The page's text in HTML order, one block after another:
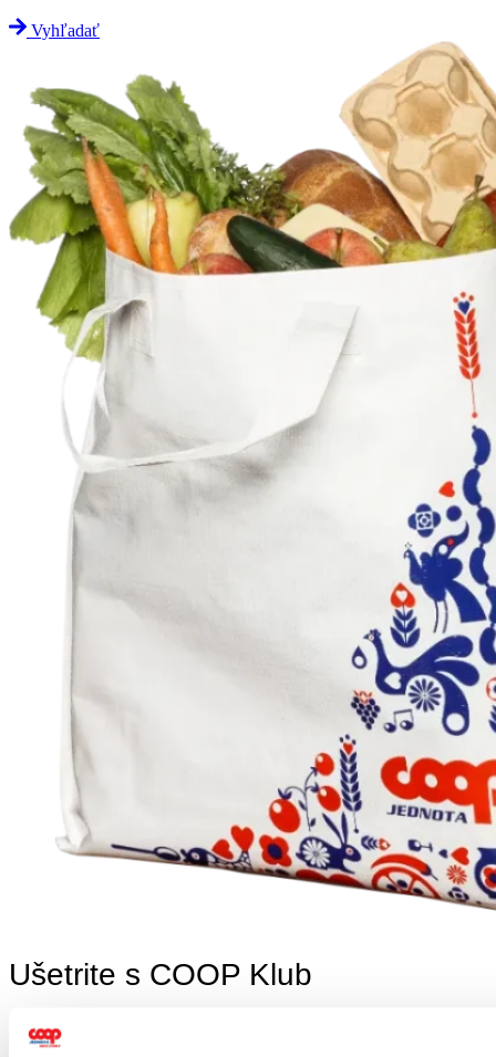
Vyhľadať
Ušetrite s COOP Klub
Zbierajte skvelé zľavy a ušetrite.